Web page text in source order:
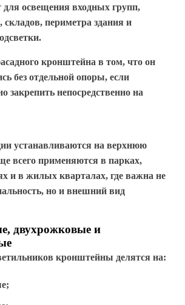
для освещения входных групп,
складов, периметра здания и
кронштейна в том, что он
без отдельной опоры, если
закрепить непосредственно на
устанавливаются на верхнюю
всего применяются в парках,
и в жилых кварталах, где важна не
но и внешний вид
двухрожковые и
кронштейны делятся на: